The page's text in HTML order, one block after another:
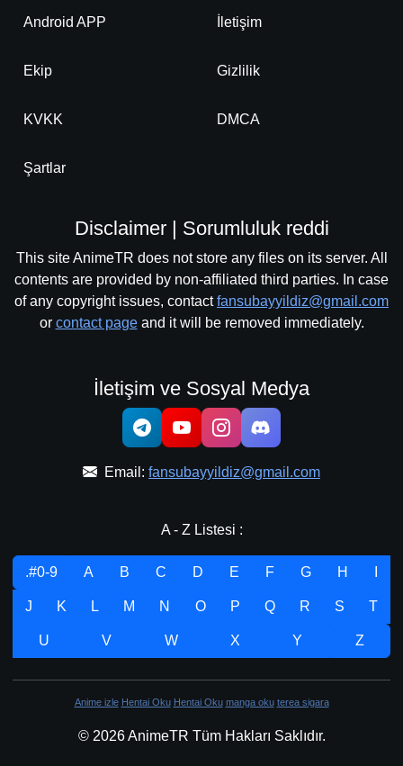
Android APP İletişim
Ekip Gizlilik
KVKK DMCA
Şartlar
Disclaimer | Sorumluluk reddi
This site AnimeTR does not store any files on its server. All
contents are provided by non-affiliated third parties. In case
of any copyright issues, contactfansubayyildiz@gmail.com
or contact pageand it will be removed immediately.
İletişim ve Sosyal Medya
Email: fansubayyildiz@gmail.com
A - Z Listesi :
.#0-9 A B C D E F G H
J K L M N O P Q R S T
U V W X Y Z
Anime izle Hentai Oku Hentai Oku manga oku terea sigara
© 2026 AnimeTR Tüm Hakları Saklıdır.